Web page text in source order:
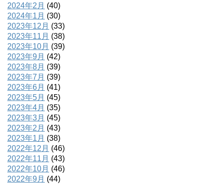
2024年2月 (40)
2024年1月 (30)
2023年12月 (33)
2023年11月 (38)
2023年10月 (39)
2023年9月 (42)
2023年8月 (39)
2023年7月 (39)
2023年6月 (41)
2023年5月 (45)
2023年4月 (35)
2023年3月 (45)
2023年2月 (43)
2023年1月 (38)
2022年12月 (46)
2022年11月 (43)
2022年10月 (46)
2022年9月 (44)